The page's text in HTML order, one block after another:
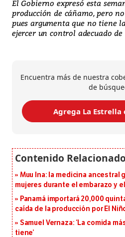
El Gobierno expresó esta
producción de cáñamo, pero
pues argumenta que no tiene
ejercer un control adecuado
Encuentra más de nuestra
de
Agrega La Estrella
Muu Ina: la medicina ancestral
mujeres durante el embarazo y
Panamá importará 20,000
caída de la producción por El
Samuel Vernaza: ‘La comida
tiene’